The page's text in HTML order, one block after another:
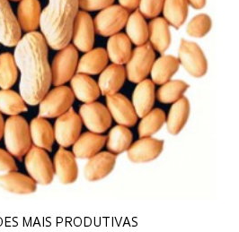
MAIS PRODUTIVAS